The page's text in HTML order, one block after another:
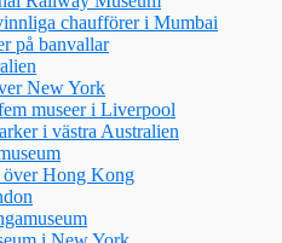
chaufförer i Mumbai
på banvallar
New York
museer i Liverpool
i västra Australien
över Hong Kong